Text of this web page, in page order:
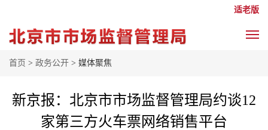
适老版
首页 > 政务公开 > 媒体聚焦
新京报：北京市市场监督管理局约谈12
家第三方火车票网络销售平台